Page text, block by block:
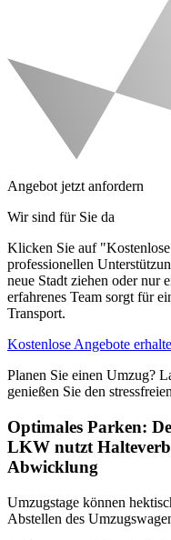
Angebot jetzt anfordern
Wir sind für Sie da
Klicken Sie auf
professionellen
neue Stadt ziehen oder nur
erfahrenes Team sorgt für
Transport.
Kostenlose Angebote
Planen Sie einen Umzug?
genießen Sie den
Optimales Parken:
LKW nutzt
Abwicklung
Umzugstage können
Abstellen des